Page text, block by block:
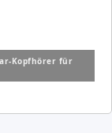
Kopfhörer für